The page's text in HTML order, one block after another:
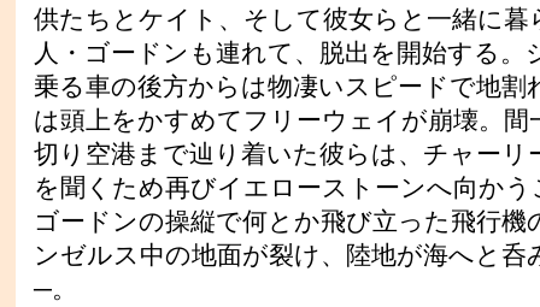
供たちとケイト、そして彼女らと一緒に暮
人・ゴードンも連れて、脱出を開始する。
乗る車の後方からは物凄いスピードで地割
は頭上をかすめてフリーウェイが崩壊。間
切り空港まで辿り着いた彼らは、チャーリ
を聞くため再びイエローストーンへ向か
ゴードンの操縦で何とか飛び立った飛行機
ンゼルス中の地面が裂け、陸地が海へと呑
─。